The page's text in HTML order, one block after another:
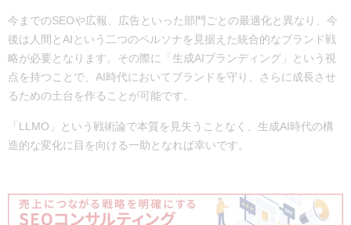
今までのSEOや広報、広告といった部門ごとの最適化と異なり、今
後は人間とAIという二つのペルソナを見据えた統合的なブランド戦
略が必要となります。その際に「生成AIブランディング」という視
点を持つことで、AI時代においてブランドを守り、さらに成長させ
るための土台を作ることが可能です。
「LLMO」という戦術論で本質を見失うことなく、生成AI時代の構
造的な変化に目を向ける一助となれば幸いです。